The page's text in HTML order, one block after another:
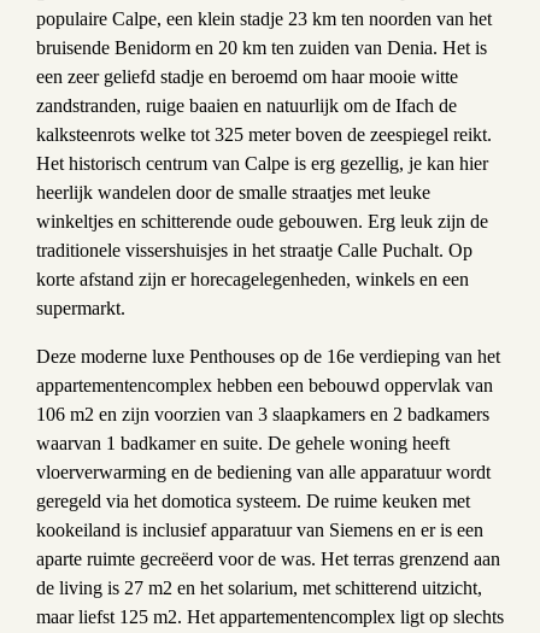
populaire Calpe, een klein stadje 23 km ten noorden van het
bruisende Benidorm en 20 km ten zuiden van Denia. Het is
een zeer geliefd stadje en beroemd om haar mooie witte
zandstranden, ruige baaien en natuurlijk om de Ifach de
kalksteenrots welke tot 325 meter boven de zeespiegel reikt.
Het historisch centrum van Calpe is erg gezellig, je kan hier
heerlijk wandelen door de smalle straatjes met leuke
winkeltjes en schitterende oude gebouwen. Erg leuk zijn de
traditionele vissershuisjes in het straatje Calle Puchalt. Op
korte afstand zijn er horecagelegenheden, winkels en een
supermarkt.
Deze moderne luxe Penthouses op de 16e verdieping van het
appartementencomplex hebben een bebouwd oppervlak van
106 m2 en zijn voorzien van 3 slaapkamers en 2 badkamers
waarvan 1 badkamer en suite. De gehele woning heeft
vloerverwarming en de bediening van alle apparatuur wordt
geregeld via het domotica systeem. De ruime keuken met
kookeiland is inclusief apparatuur van Siemens en er is een
aparte ruimte gecreëerd voor de was. Het terras grenzend aan
de living is 27 m2 en het solarium, met schitterend uitzicht,
maar liefst 125 m2. Het appartementencomplex ligt op slechts